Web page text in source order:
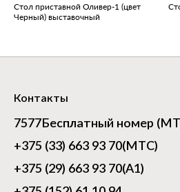
Стол приставной Оливер‑1 (цвет
Черный) выставочный
Контакты
7577 Бесплатный номер
+375 (33) 663 93 70(МТС)
+375 (29) 663 93 70(А1)